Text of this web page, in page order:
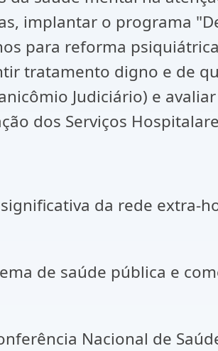
implantar o programa
para reforma
tratamento digno e de
Judiciário) e
dos Serviços
da rede extra-
de saúde pública e
Nacional de